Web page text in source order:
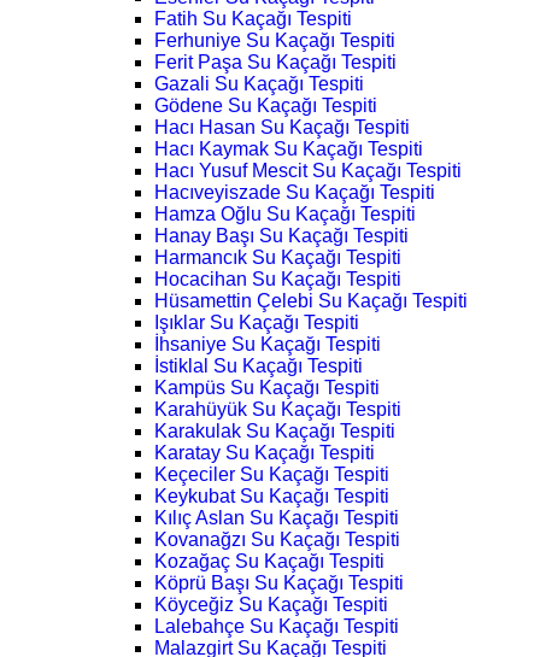
Fatih Su Kaçağı Tespiti
Ferhuniye Su Kaçağı Tespiti
Ferit Paşa Su Kaçağı Tespiti
Gazali Su Kaçağı Tespiti
Gödene Su Kaçağı Tespiti
Hacı Hasan Su Kaçağı Tespiti
Hacı Kaymak Su Kaçağı Tespiti
Hacı Yusuf Mescit Su Kaçağı Tespiti
Hacıveyiszade Su Kaçağı Tespiti
Hamza Oğlu Su Kaçağı Tespiti
Hanay Başı Su Kaçağı Tespiti
Harmancık Su Kaçağı Tespiti
Hocacihan Su Kaçağı Tespiti
Hüsamettin Çelebi Su Kaçağı Tespiti
Işıklar Su Kaçağı Tespiti
İhsaniye Su Kaçağı Tespiti
İstiklal Su Kaçağı Tespiti
Kampüs Su Kaçağı Tespiti
Karahüyük Su Kaçağı Tespiti
Karakulak Su Kaçağı Tespiti
Karatay Su Kaçağı Tespiti
Keçeciler Su Kaçağı Tespiti
Keykubat Su Kaçağı Tespiti
Kılıç Aslan Su Kaçağı Tespiti
Kovanağzı Su Kaçağı Tespiti
Kozağaç Su Kaçağı Tespiti
Köprü Başı Su Kaçağı Tespiti
Köyceğiz Su Kaçağı Tespiti
Lalebahçe Su Kaçağı Tespiti
Malazgirt Su Kaçağı Tespiti